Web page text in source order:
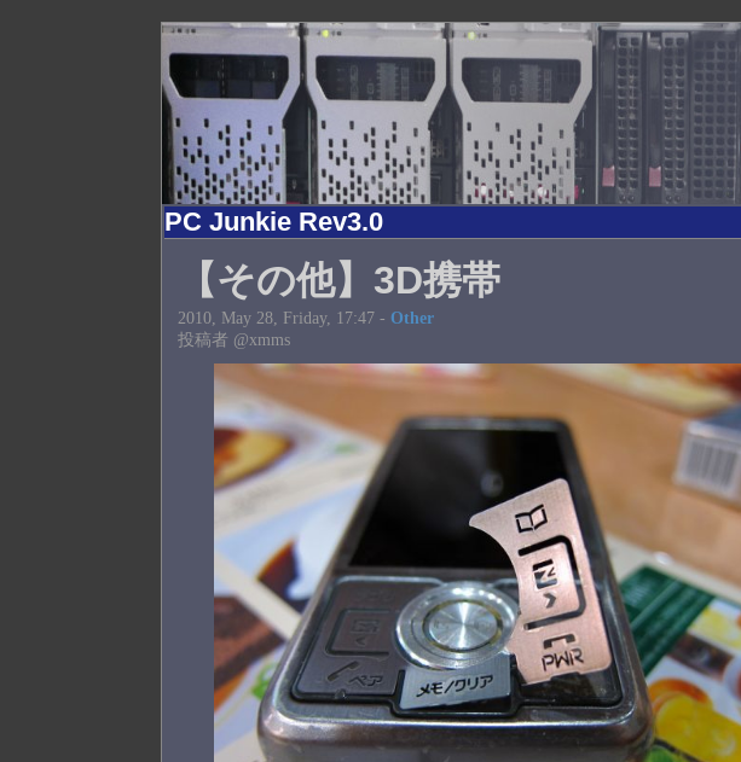
PC Junkie Rev3.0
【その他】3D携帯
2010, May 28, Friday, 17:47 -Other
投稿者 @xmms